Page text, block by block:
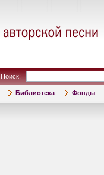
Поиск:
Библиотека Фонды